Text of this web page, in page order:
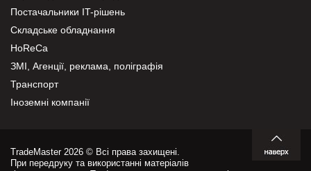
Постачальники IT-рішень
Складське обладнання
HoReCa
ЗМІ, Агенції, реклама, поліграфія
Транспорт
Іноземні компанії
TradeMaster 2026 © Всі права захищені.
При передруку та використанні матеріалів